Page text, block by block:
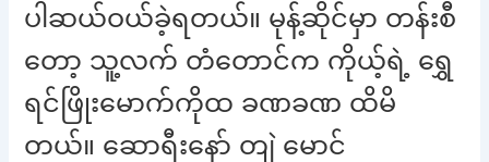
ပါဆယ်ဝယ်ခဲ့ရတယ်။ မုန့်ဆိုင်မှာ တန်းစီ
တော့ သူ့လက် တံတောင်က ကိုယ့်ရဲ့ ရွှေ
ရင်ဖြိုးမောက်ကိုထ ခဏခဏ ထိမိ
တယ်။ ဆောရီးနော် တျဲ မောင်